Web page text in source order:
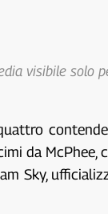
visibile solo
da
Sky,